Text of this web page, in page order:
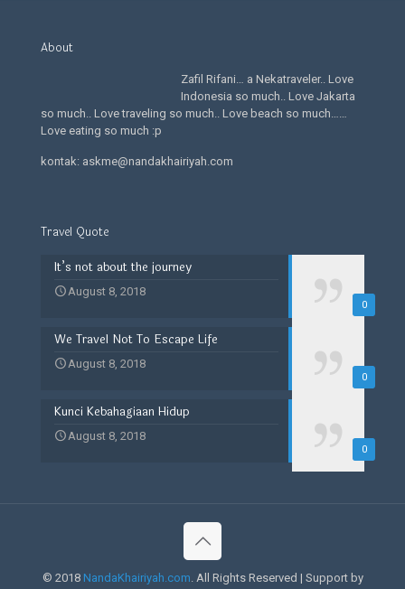
About
Zafil Rifani… a Nekatraveler.. Love
Indonesia so much.. Love Jakarta
so much.. Love traveling so much.. Love beach so much……
Love eating so much :p
kontak: askme@nandakhairiyah.com
Travel Quote
0
It’s not about the journey
August 8, 2018
0
We Travel Not To Escape Life
August 8, 2018
0
Kunci Kebahagiaan Hidup
August 8, 2018
© 2018 NandaKhairiyah.com . All Rights Reserved | Support by